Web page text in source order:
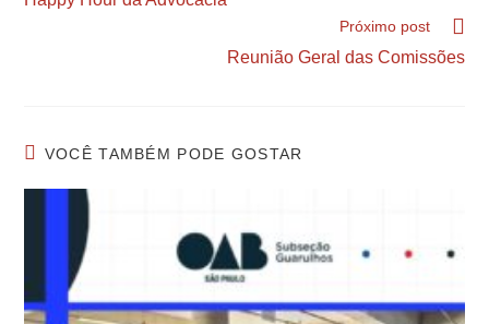
Próximo post
Reunião Geral das Comissões
VOCÊ TAMBÉM PODE GOSTAR